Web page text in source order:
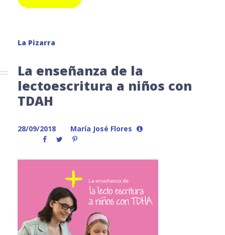
La Pizarra
La enseñanza de la
lectoescritura a niños con
TDAH
28/09/2018 María José Flores